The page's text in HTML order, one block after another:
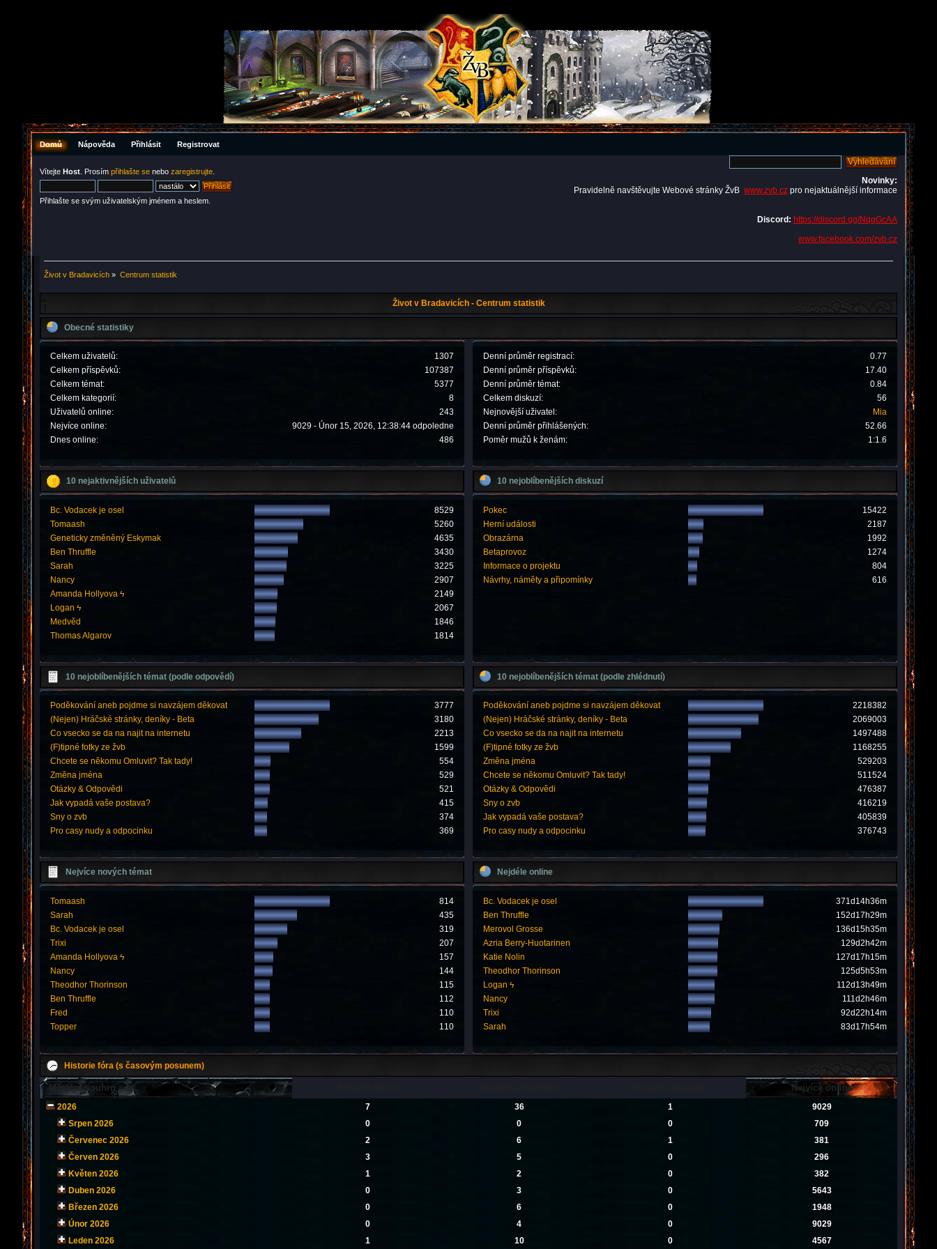
Domů Nápověda Přihlásit Registrovat
Vítejte Host . Prosím přihlašte se nebo zaregistrujte
Přihlašte se svým uživatelským jménem a heslem.
Novinky:
Pravidelně navštěvujte Webové stránky ŽvB www.zvb.cz pro nejaktuálnější informace
Discord: https://discord.gg/NqqGcAA
www.facebook.com/zvb.cz
Život v Bradavicích » Centrum statistik
Život v Bradavicích - Centrum statistik
Obecné statistiky
Celkem uživatelů:
1307
Celkem příspěvků:
107387
Celkem témat:
5377
Celkem kategorií:
8
Uživatelů online:
243
Nejvíce online:
9029 - Únor 15, 2026, 12:38:44 odpoledne
Dnes online:
486
Denní průměr registrací:
0.77
Denní průměr příspěvků:
17.40
Denní průměr témat:
0.84
Celkem diskuzí:
56
Nejnovější uživatel:
Mia
Denní průměr přihlášených:
52.66
Poměr mužů k ženám:
1:1.6
10 nejaktivnějších uživatelů
Bc. Vodacek je osel
8529
Tomaash
5260
Geneticky změněný Eskymak
4635
Ben Thruffle
3430
Sarah
3225
Nancy
2907
Amanda Hollyova ϟ
2149
Logan ϟ
2067
Medvěd
1846
Thomas Algarov
1814
10 nejoblíbenějších diskuzí
Pokec
15422
Herní události
2187
Obrazárna
1992
Betaprovoz
1274
Informace o projektu
804
Návrhy, náměty a připomínky
616
10 nejoblíbenějších témat (podle odpovědí)
Poděkování aneb pojdme si navzájem děkovat
3777
(Nejen) Hráčské stránky, deníky - Beta
3180
Co vsecko se da na najit na internetu
2213
(F)tipné fotky ze žvb
1599
Chcete se někomu Omluvit? Tak tady!
554
Změna jména
529
Otázky & Odpovědi
521
Jak vypadá vaše postava?
415
Sny o zvb
374
Pro casy nudy a odpocinku
369
10 nejoblíbenějších témat (podle zhlédnutí)
Poděkování aneb pojdme si navzájem děkovat
2218382
(Nejen) Hráčské stránky, deníky - Beta
2069003
Co vsecko se da na najit na internetu
1497488
(F)tipné fotky ze žvb
1168255
Změna jména
529203
Chcete se někomu Omluvit? Tak tady!
511524
Otázky & Odpovědi
476387
Sny o zvb
416219
Jak vypadá vaše postava?
405839
Pro casy nudy a odpocinku
376743
Nejvíce nových témat
Tomaash
814
Sarah
435
Bc. Vodacek je osel
319
Trixi
207
Amanda Hollyova ϟ
157
Nancy
144
Theodhor Thorinson
115
Ben Thruffle
112
Fred
110
Topper
110
Nejdéle online
Bc. Vodacek je osel
371d14h36m
Ben Thruffle
152d17h29m
Merovol Grosse
136d15h35m
Azria Berry-Huotarinen
129d2h42m
Katie Nolin
127d17h15m
Theodhor Thorinson
125d5h53m
Logan ϟ
112d13h49m
Nancy
111d2h46m
Trixi
92d22h14m
Sarah
83d17h54m
Historie fóra (s časovým posunem)
Měsíční souhrn Nejvíce online
2026 7 36 1
9029
Srpen 2026
0 0 0
709
Červenec 2026
2 6 1
381
Červen 2026
3 5 0
296
Květen 2026
1 2 0
382
Duben 2026
0 3 0
5643
Březen 2026
0 6 0
1948
Únor 2026
0 4 0
9029
Leden 2026
1 10 0 4567